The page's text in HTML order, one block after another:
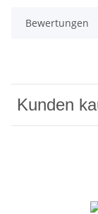
Bewertungen
Kunden